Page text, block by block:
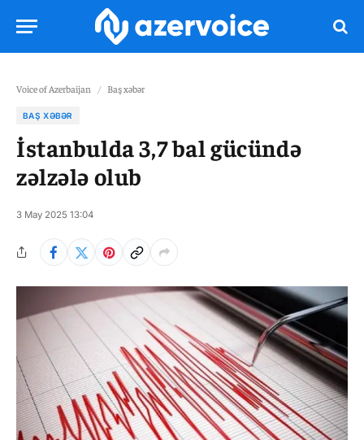
Voice of Azerbaijan / Baş xəbər
BAŞ XƏBƏR
İstanbulda 3,7 bal gücündə
zəlzələ olub
3 May 2025 13:04